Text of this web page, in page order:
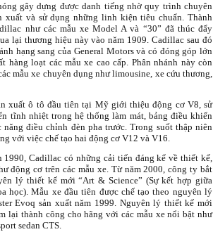
gây dựng được danh tiếng nhờ quy trình chuyên
xuất và sử dụng những linh kiện tiêu chuẩn. Thành
như các mẫu xe Model A và “30” đã thúc đẩy
lại thương hiệu này vào năm 1909. Cadillac sau đó
hạng sang của General Motors và có đóng góp lớn
hàng loạt các mẫu xe cao cấp. Phân nhánh này còn
mẫu xe chuyên dụng như limousine, xe cứu thương,
xuất ô tô đầu tiên tại Mỹ giới thiệu động cơ V8, sử
tĩnh nhiệt trong hệ thống làm mát, bảng điều khiển
năng điều chỉnh đèn pha trước. Trong suốt thập niên
với việc chế tạo hai động cơ V12 và V16.
1990, Cadillac có những cải tiến đáng kể về thiết kế,
động cơ trên các mẫu xe. Từ năm 2000, công ty bắt
lý thiết kế mới “Art & Science” (Sự kết hợp giữa
học). Mẫu xe đầu tiên được chế tạo theo nguyên lý
Evoq sản xuất năm 1999. Nguyên lý thiết kế mới
lại thành công cho hãng với các mẫu xe nổi bật như
sedan CTS.